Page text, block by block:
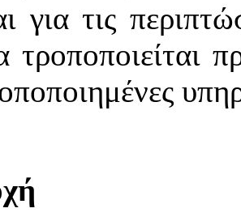
για τις
τροποποιείται